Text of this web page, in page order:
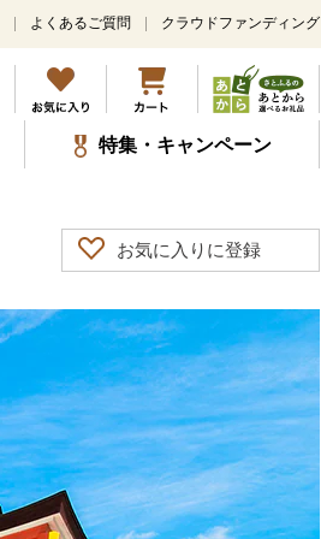
よくあるご質問 クラウドファンディング
特集・キャンペーン
お気に入りに登録